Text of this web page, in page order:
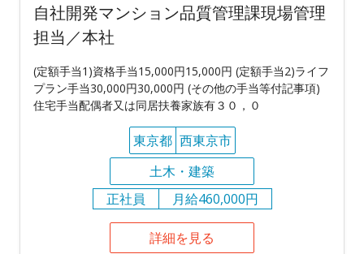
自社開発マンション品質管理課現場管理
担当／本社
(定額手当1)資格手当15,000円15,000円 (定額手当2)ライフ
プラン手当30,000円30,000円 (その他の手当等付記事項)
住宅手当配偶者又は同居扶養家族有３０，０
東京都 西東京市
土木・建築
正社員
月給460,000円
詳細を見る